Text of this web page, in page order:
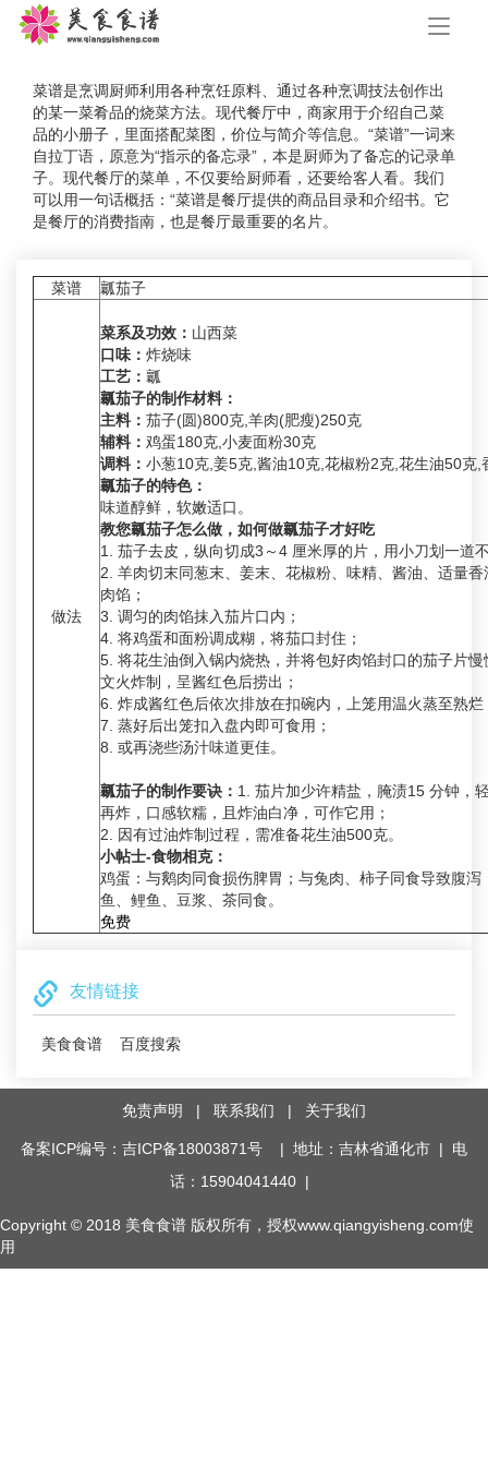
手
菜谱是烹调厨师利用各种烹饪原料、通过各种烹调技法创作出
的某一菜肴品的烧菜方法。现代餐厅中，商家用于介绍自己菜
品的小册子，里面搭配菜图，价位与简介等信息。“菜谱”一词来
自拉丁语，原意为“指示的备忘录”，本是厨师为了备忘的记录单
子。现代餐厅的菜单，不仅要给厨师看，还要给客人看。我们
可以用一句话概括：“菜谱是餐厅提供的商品目录和介绍书。它
是餐厅的消费指南，也是餐厅最重要的名片。
菜谱 瓤茄子
做法
菜系及功效： 山西菜
口味： 炸烧味
工艺： 瓤
瓤茄子的制作材料：
主料： 茄子(圆)800克,羊肉(肥瘦)250克
辅料： 鸡蛋180克,小麦面粉30克
调料： 小葱10克,姜5克,酱油10克,花椒粉2克,花生油50克,
瓤茄子的特色：
味道醇鲜，软嫩适口。
教您瓤茄子怎么做，如何做瓤茄子才好吃
1. 茄子去皮，纵向切成3～4 厘米厚的片，用小刀划一道
2. 羊肉切末同葱末、姜末、花椒粉、味精、酱油、适量
肉馅；
3. 调匀的肉馅抹入茄片口内；
4. 将鸡蛋和面粉调成糊，将茄口封住；
5. 将花生油倒入锅内烧热，并将包好肉馅封口的茄子片
文火炸制，呈酱红色后捞出；
6. 炸成酱红色后依次排放在扣碗内，上笼用温火蒸至熟烂
7. 蒸好后出笼扣入盘内即可食用；
8. 或再浇些汤汁味道更佳。
瓤茄子的制作要诀： 1. 茄片加少许精盐，腌渍15 分钟，
再炸，口感软糯，且炸油白净，可作它用；
2. 因有过油炸制过程，需准备花生油500克。
小帖士-食物相克：
鸡蛋：与鹅肉同食损伤脾胃；与兔肉、柿子同食导致腹泻
鱼、鲤鱼、豆浆、茶同食。
免费
友情链接
美食食谱 百度搜索
免责声明 | 联系我们 | 关于我们
备案ICP编号：吉ICP备18003871号 | 地址：吉林省通化市 | 电
话：15904041440 |
Copyright © 2018 美食食谱 版权所有，授权www.qiangyisheng.com使
用